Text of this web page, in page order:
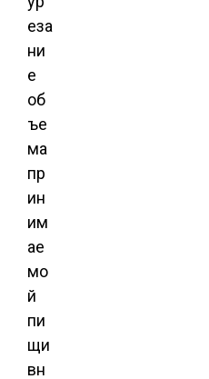
еза
ни
е
об
ъе
ма
пр
ин
им
ае
мо
й
пи
щи
вн